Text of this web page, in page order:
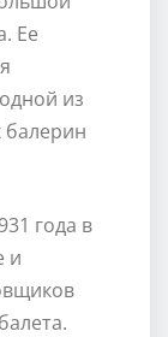
Ее
из
балерин
года в
и